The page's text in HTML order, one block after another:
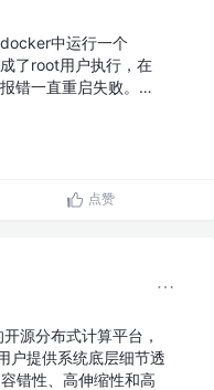
中运行一个
了root用户执行，在
错一直重启失败。…
点赞
源分布式计算平台，
户提供系统底层细节透
错性、高伸缩性和高